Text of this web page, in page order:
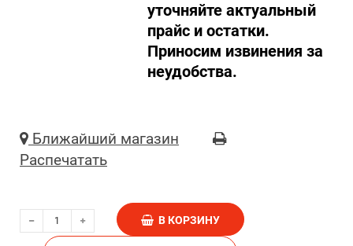
уточняйте актуальный
прайс и остатки.
Приносим извинения за
неудобства.
Ближайший магазин
Распечатать
В КОРЗИНУ